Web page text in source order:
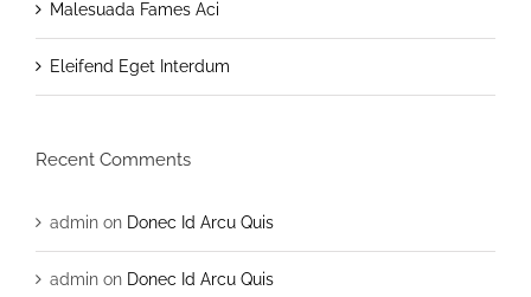
Malesuada Fames Aci
Eleifend Eget Interdum
Recent Comments
admin on Donec Id Arcu Quis
admin on Donec Id Arcu Quis